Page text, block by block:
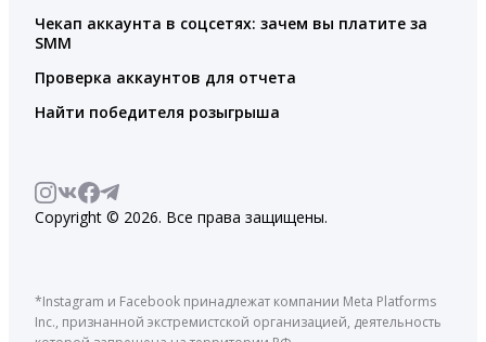
Чекап аккаунта в соцсетях: зачем вы платите за
SMM
Проверка аккаунтов для отчета
Найти победителя розыгрыша
Copyright © 2026. Все права защищены.
*Instagram и Facebook принадлежат компании Meta Platforms
Inc., признанной экстремистской организацией, деятельность